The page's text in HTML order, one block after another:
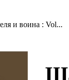
и воина : Vol...